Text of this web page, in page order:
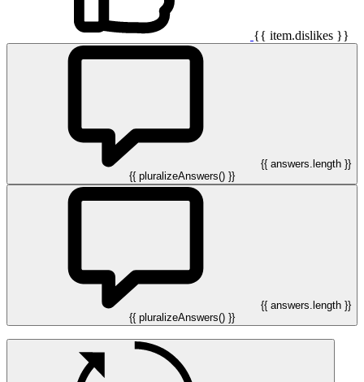
{{ item.dislikes }}
{{ answers.length }}
{{ pluralizeAnswers() }}
{{ answers.length }}
{{ pluralizeAnswers() }}